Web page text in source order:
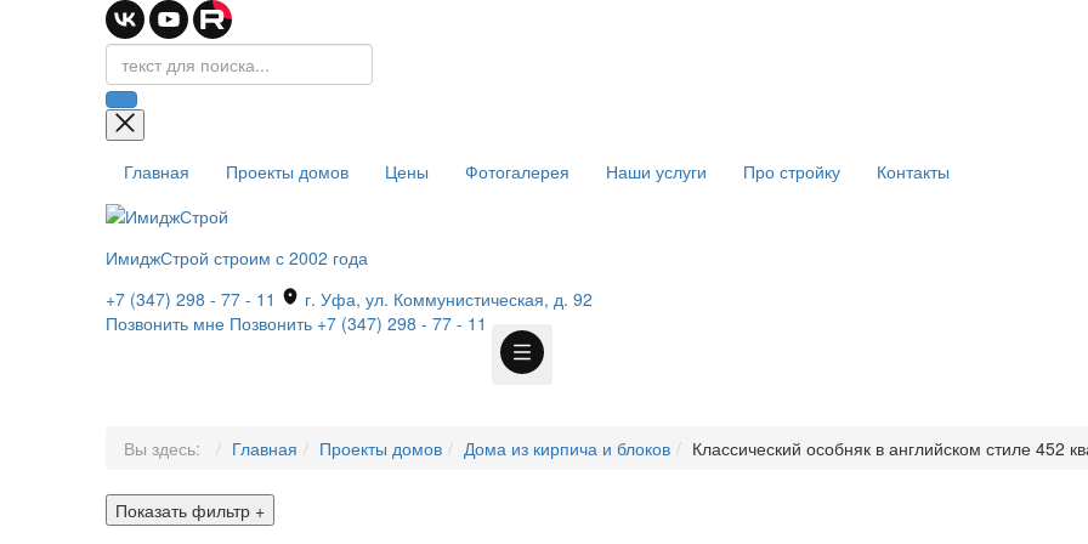
Главная Проекты домов Цены Фотогалерея Наши услуги Про стройку Контакты
ИмиджСтрой строим с 2002 года
+7 (347) 298 - 77 - 11
г. Уфа, ул. Коммунистическая, д. 92
Позвонить мне Позвонить +7 (347) 298 - 77 - 11
Вы здесь: Главная Проекты домов Дома из кирпича и блоков Классический особняк в английском стиле 452
Показать фильтр +